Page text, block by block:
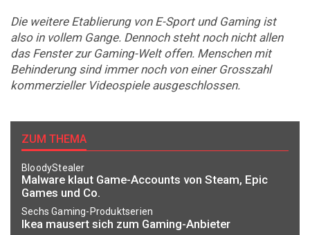
Die weitere Etablierung von E-Sport und Gaming ist
also in vollem Gange. Dennoch steht noch nicht allen
das Fenster zur Gaming-Welt offen. Menschen mit
Behinderung sind immer noch von einer Grosszahl
kommerzieller Videospiele ausgeschlossen.
ZUM THEMA
BloodyStealer
Malware klaut Game-Accounts von Steam, Epic
Games und Co.
Sechs Gaming-Produktserien
Ikea mausert sich zum Gaming-Anbieter